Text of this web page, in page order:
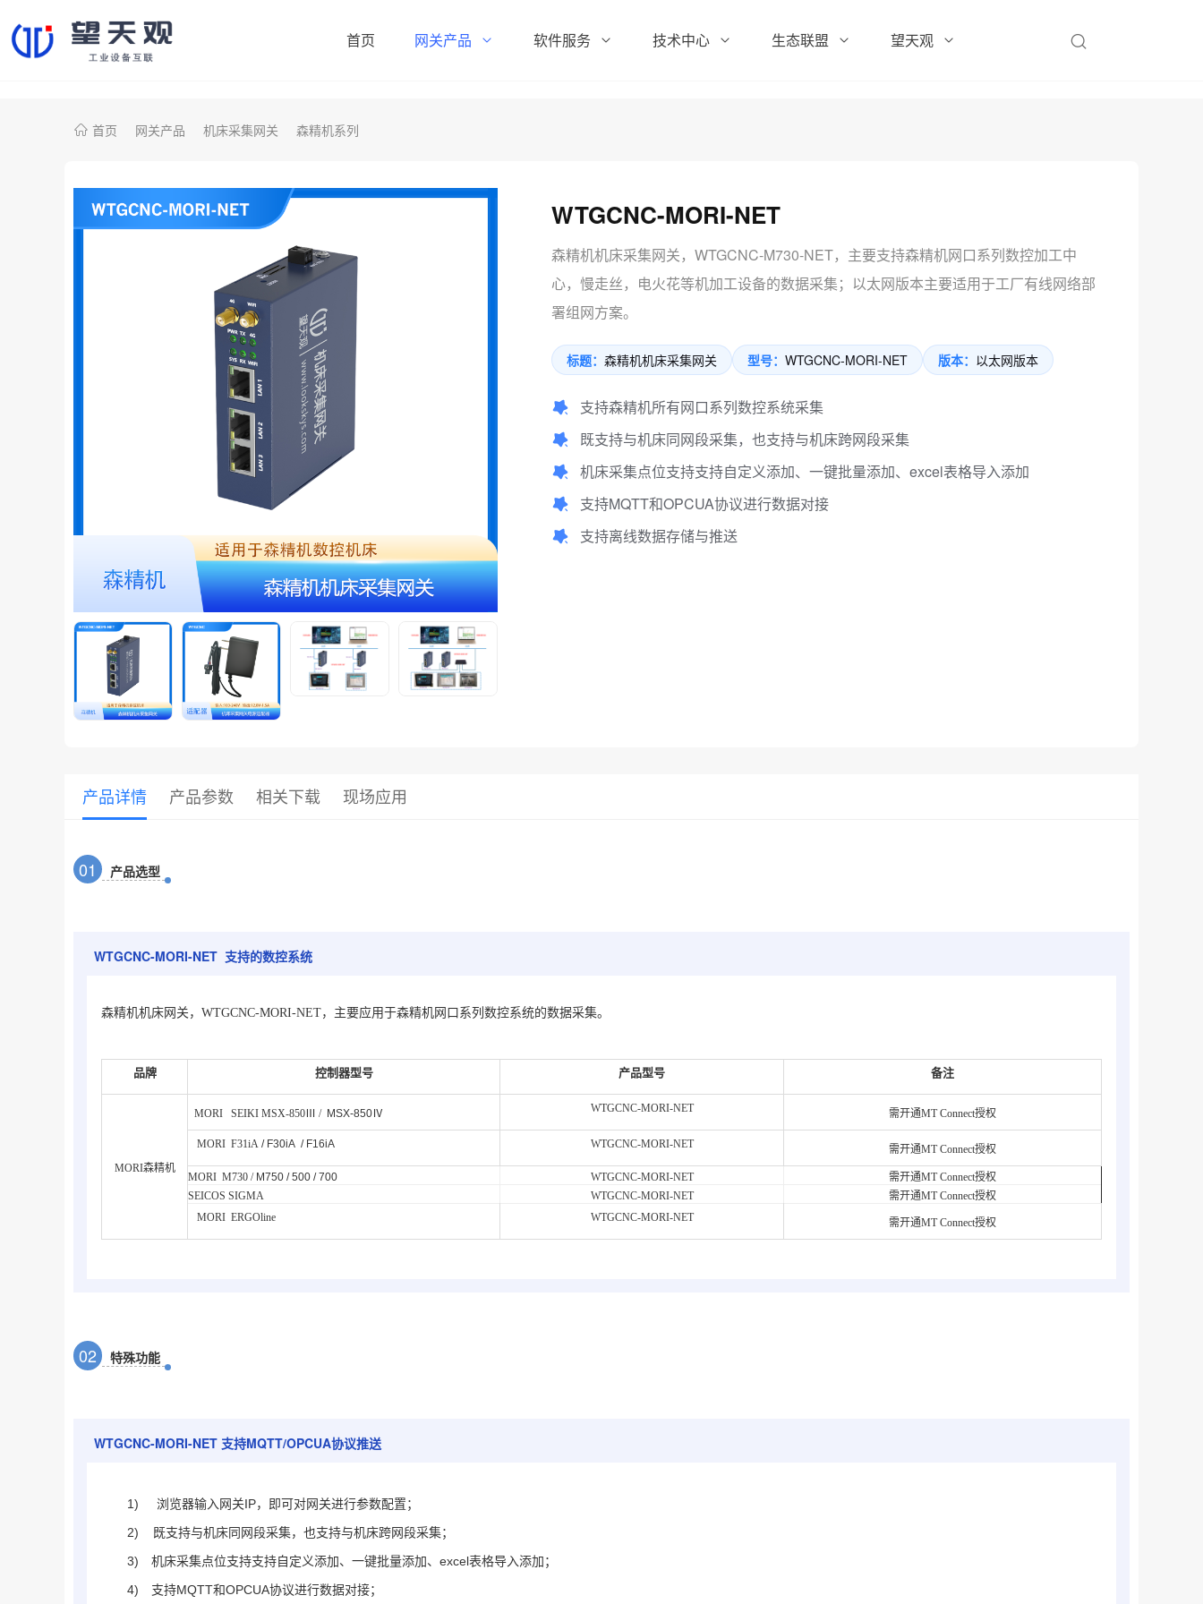
首页 网关产品
机床采集网关
软件服务 技术中心 生态联盟
鼎捷数智
望天观
首页 网关产品 机床采集网关 森精机系列
WTGCNC-MORI-NET
森精机机床采集网关，WTGCNC-M730-NET，主要支持森精机网口系列数控加工中
心，慢走丝，电火花等机加工设备的数据采集；以太网版本主要适用于工厂有线网络部
署组网方案。
标题：森精机机床采集网关 型号：WTGCNC-MORI-NET 版本： 以太网版本
支持森精机所有网口系列数控系统采集
既支持与机床同网段采集，也支持与机床跨网段采集
机床采集点位支持支持自定义添加、一键批量添加、excel表格导入添加
支持MQTT和OPCUA协议进行数据对接
支持离线数据存储与推送
产品详情 产品参数 相关下载 现场应用
01 产品选型
WTGCNC-MORI-NET 支持的数控系统
森精机机床网关，WTGCNC-MORI-NET，主要应用于森精机网口系列数控系统的数据采集。
品牌 控制器型号 产品型号 备注
MORI森精机
MORI SEIKI MSX-850Ⅲ / MSX-850Ⅳ WTGCNC-MORI-NET 需开通MT Connect授权
MORI F31iA / F30iA / F16iA WTGCNC-MORI-NET 需开通MT Connect授权
MORI M730 / M750 / 500 / 700 WTGCNC-MORI-NET
需开通MT Connect授权
SEICOS SIGMA
WTGCNC-MORI-NET
需开通MT Connect授权
MORI ERGOline
WTGCNC-MORI-NET 需开通MT Connect授权
02 特殊功能
WTGCNC-MORI-NET 支持MQTT/OPCUA协议推送
1)
浏览器输入网关IP，即可对网关进行参数配置；
2) 既支持与机床同网段采集，也支持与机床跨网段采集；
3)
机床采集点位支持支持自定义添加、一键批量添加、excel表格导入添加；
4)
支持MQTT和OPCUA协议进行数据对接；